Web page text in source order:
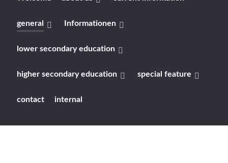
general Informationen
lower secondary education
higher secondary education special feature
contact internal